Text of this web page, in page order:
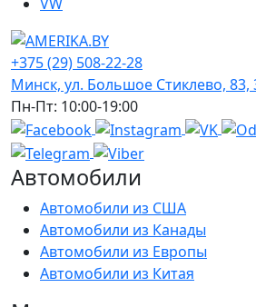
+375 (29) 508-22-28
Минск, ул. Большое Стиклево, 83,
Пн-Пт: 10:00-19:00
Автомобили
Автомобили из США
Автомобили из Канады
Автомобили из Европы
Автомобили из Китая